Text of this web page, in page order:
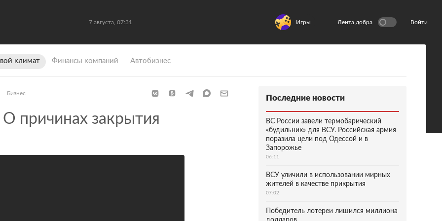
7 августа, 07:31 Игры Лента добра Войти
климат Финансы компаний Автобизнес
Бизнес
О причинах закрытия
Последние новости
ВС России завели термобарический
«будильник» для ВСУ. Российская армия
поразила цели под Одессой и в
Запорожье
06:11
ВСУ уличили в использовании мирных
жителей в качестве прикрытия
07:02
Победитель лотереи лишился миллиона